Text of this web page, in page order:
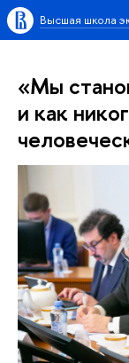
Высшая школа
«Мы
и как